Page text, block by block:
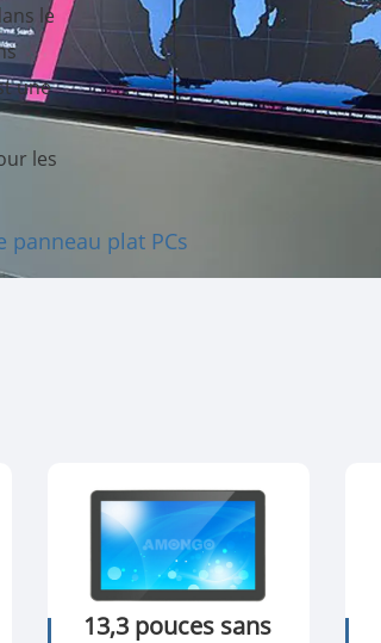
panneau plat PCs
le
une
les
13,3 pouces sans